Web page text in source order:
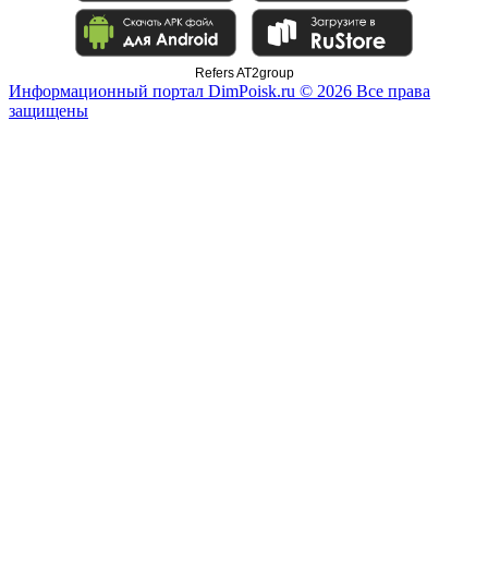
Refers AT2group
Информационный портал DimPoisk.ru © 2026 Все права
защищены